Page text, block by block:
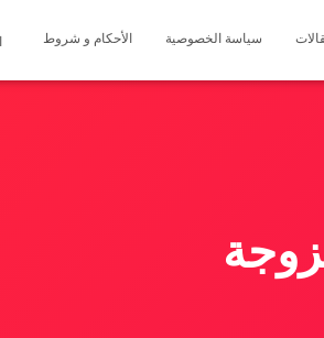
سياسة الخصوصية الأحكام و شروط